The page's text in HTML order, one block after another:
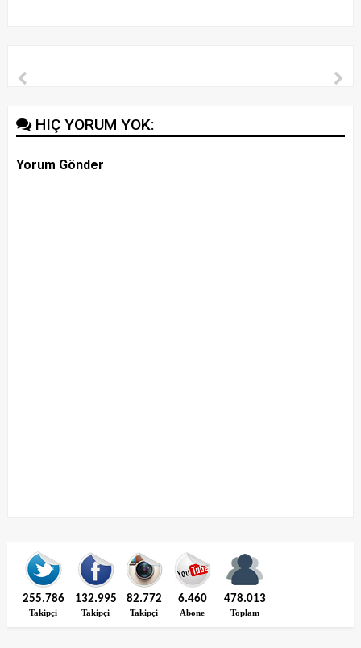
HIÇ YORUM YOK:
Yorum Gönder
255.786
Takipçi
132.995
Takipçi
82.772
Takipçi
6.460
Abone
478.013
Toplam